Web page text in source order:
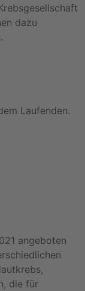
dazu
Laufenden.
angeboten
die für